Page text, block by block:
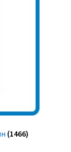
(1466)